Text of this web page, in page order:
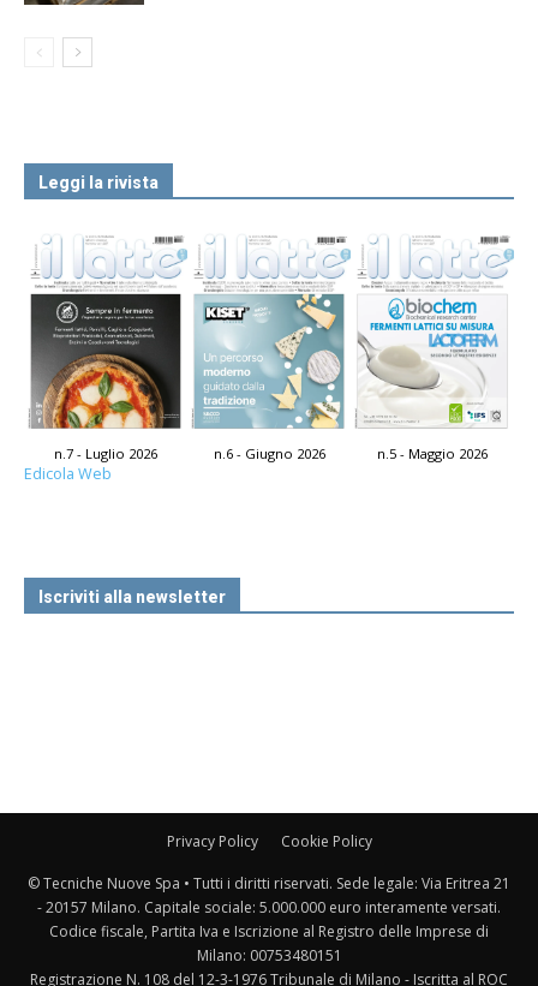
Leggi la rivista
n.7 - Luglio 2026 n.6 - Giugno 2026 n.5 - Maggio 2026
Edicola Web
Iscriviti alla newsletter
Privacy Policy Cookie Policy
© Tecniche Nuove Spa • Tutti i diritti riservati. Sede legale: Via Eritrea 21
- 20157 Milano. Capitale sociale: 5.000.000 euro interamente versati.
Codice fiscale, Partita Iva e Iscrizione al Registro delle Imprese di
Milano: 00753480151
Registrazione N. 108 del 12-3-1976 Tribunale di Milano - Iscritta al ROC